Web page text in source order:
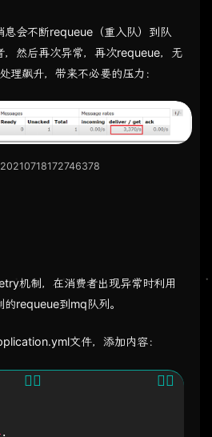
息会不断requeue（重入队）到队
，然后再次异常，再次requeue，无
理飙升，带来不必要的压力：
机制，在消费者出现异常时利用
requeue到mq队列。
文件，添加内容：